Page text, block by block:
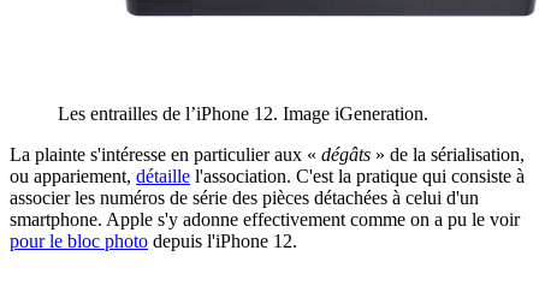
Les entrailles de l’iPhone 12. Image iGeneration.
La plainte s'intéresse en particulier aux « dégâts » de la sérialisation,
ou appariement, détaille l'association. C'est la pratique qui consiste à
associer les numéros de série des pièces détachées à celui d'un
smartphone. Apple s'y adonne effectivement comme on a pu le voir
pour le bloc photo depuis l'iPhone 12.